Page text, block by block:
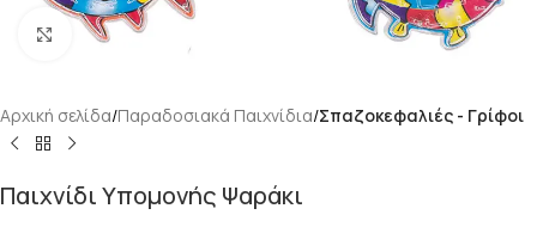
Κάντε κλικ για μεγέθυνση
Αρχική σελίδα Παραδοσιακά Παιχνίδια Σπαζοκεφαλιές - Γρίφοι
Παιχνίδι Υπομονής Ψαράκι